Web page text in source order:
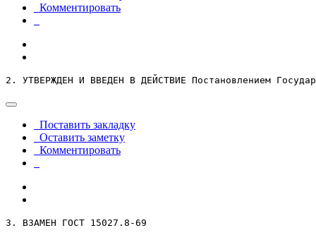
Комментировать
2. УТВЕРЖДЕН И ВВЕДЕН В ДЕЙСТВИЕ Постановлением
Поставить закладку
Оставить заметку
Комментировать
3. ВЗАМЕН ГОСТ 15027.8-69